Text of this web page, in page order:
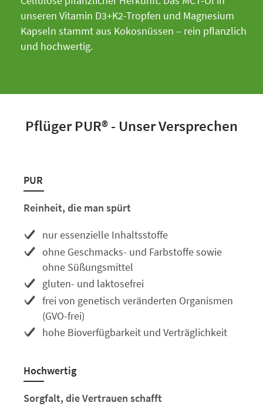
unseren Vitamin D3+K2-Tropfen und Magnesium
Kapseln stammt aus Kokosnüssen – rein pflanzlich
und hochwertig.
Pflüger PUR® - Unser Versprechen
PUR
Reinheit, die man spürt
nur essenzielle Inhaltsstoffe
ohne Geschmacks- und Farbstoffe sowie
ohne Süßungsmittel
gluten- und laktosefrei
frei von genetisch veränderten Organismen
(GVO-frei)
hohe Bioverfügbarkeit und Verträglichkeit
Hochwertig
Sorgfalt, die Vertrauen schafft